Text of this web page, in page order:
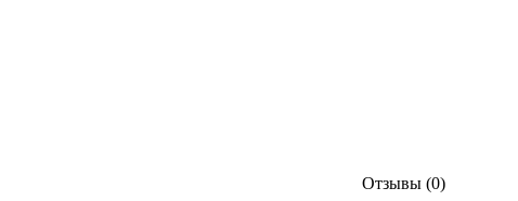
Отзывы (0)